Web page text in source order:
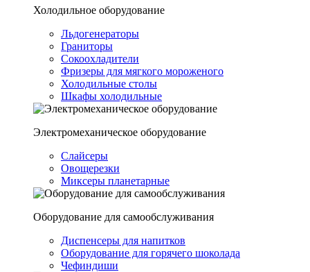
Холодильное оборудование
Льдогенераторы
Граниторы
Сокоохладители
Фризеры для мягкого мороженого
Холодильные столы
Шкафы холодильные
Электромеханическое оборудование
Слайсеры
Овощерезки
Миксеры планетарные
Оборудование для самообслуживания
Диспенсеры для напитков
Оборудование для горячего шоколада
Чефиндиши